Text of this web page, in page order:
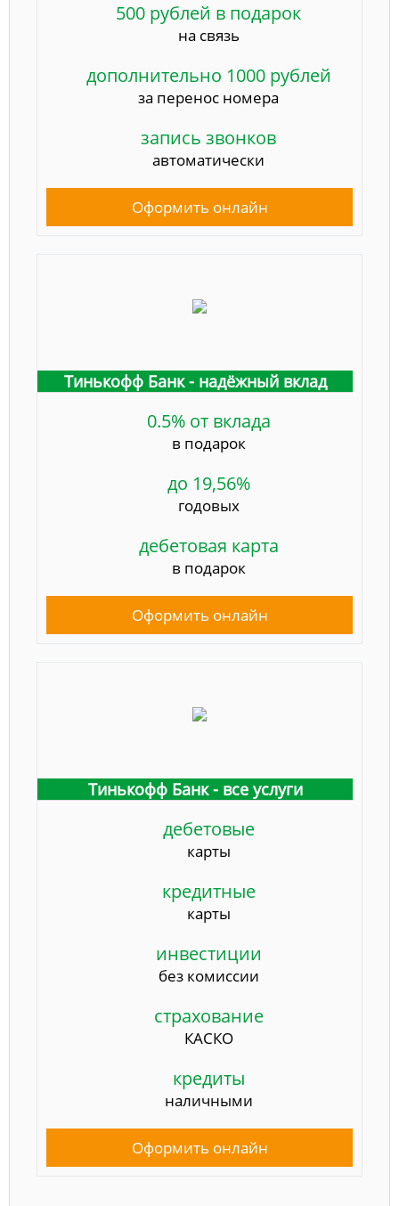
500 рублей в подарок
на связь
дополнительно 1000 рублей
за перенос номера
запись звонков
автоматически
Оформить онлайн
Тинькофф Банк - надёжный вклад
0.5% от вклада
в подарок
до 19,56%
годовых
дебетовая карта
в подарок
Оформить онлайн
Тинькофф Банк - все услуги
дебетовые
карты
кредитные
карты
инвестиции
без комиссии
страхование
КАСКО
кредиты
наличными
Оформить онлайн